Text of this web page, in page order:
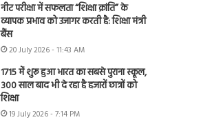
नीट परीक्षा में सफलता “शिक्षा क्रांति” के
व्यापक प्रभाव को उजागर करती है: शिक्षा मंत्री
बैंस
20 July 2026 - 11:43 AM
1715 में शुरू हुआ भारत का सबसे पुराना स्कूल,
300 साल बाद भी दे रहा है हजारों छात्रों को
शिक्षा
19 July 2026 - 7:14 PM